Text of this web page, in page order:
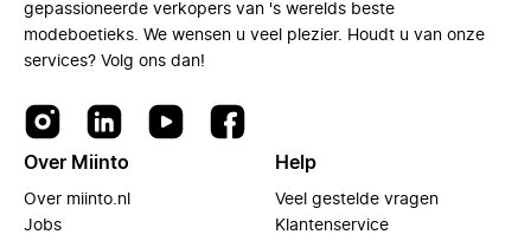
gepassioneerde verkopers van 's werelds beste
modeboetieks. We wensen u veel plezier. Houdt u van onze
services? Volg ons dan!
Over Miinto
Over miinto.nl
Jobs
Help
Veel gestelde vragen
Klantenservice